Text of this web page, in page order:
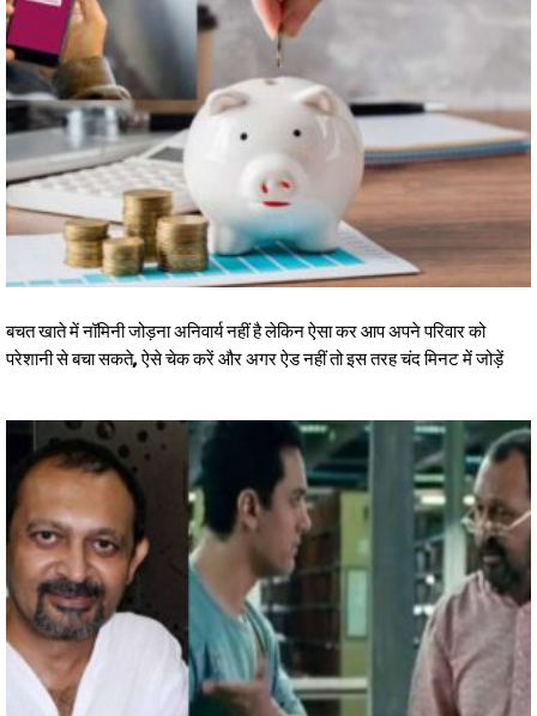
बचत खाते में नॉमिनी जोड़ना अनिवार्य नहीं है लेकिन ऐसा कर आप अपने परिवार को
परेशानी से बचा सकते, ऐसे चेक करें और अगर ऐड नहीं तो इस तरह चंद मिनट में जोड़ें